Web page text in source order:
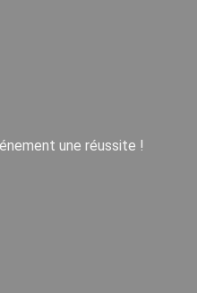
une réussite !